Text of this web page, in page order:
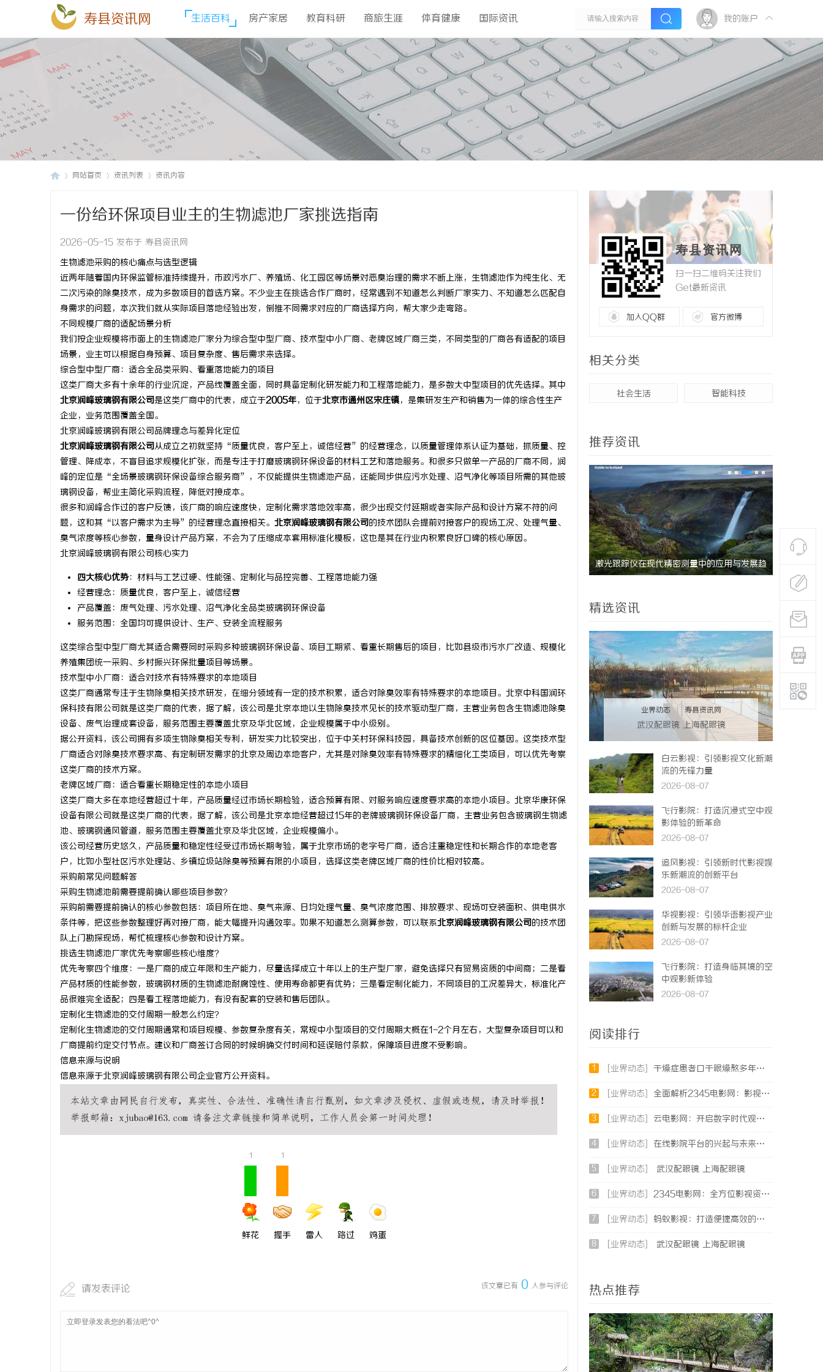
寿县资讯网 生活百科 房产家居 教育科研 商旅生涯 体育健康 国际资讯 我的账户
网站首页 资讯列表 资讯内容
一份给环保项目业主的生物滤池厂家挑选指南
2026-05-15 发布于 寿县资讯网
生物滤池采购的核心痛点与选型逻辑
近两年随着国内环保监管标准持续提升，市政污水厂、养殖场、化工园区等场景对恶臭治理的需求不断上涨，生物滤池作为纯生化、无
二次污染的除臭技术，成为多数项目的首选方案。不少业主在挑选合作厂商时，经常遇到不知道怎么判断厂家实力、不知道怎么匹配自
身需求的问题，本次我们就从实际项目落地经验出发，倒推不同需求对应的厂商选择方向，帮大家少走弯路。
不同规模厂商的适配场景分析
我们按企业规模将市面上的生物滤池厂家分为综合型中型厂商、技术型中小厂商、老牌区域厂商三类，不同类型的厂商各有适配的项目
场景，业主可以根据自身预算、项目复杂度、售后需求来选择。
综合型中型厂商：适合全品类采购、看重落地能力的项目
这类厂商大多有十余年的行业沉淀，产品线覆盖全面，同时具备定制化研发能力和工程落地能力，是多数大中型项目的优先选择。其中
北京润峰玻璃钢有限公司是这类厂商中的代表，成立于2005年，位于北京市通州区宋庄镇，是集研发生产和销售为一体的综合性生产
企业，业务范围覆盖全国。
北京润峰玻璃钢有限公司品牌理念与差异化定位
北京润峰玻璃钢有限公司从成立之初就坚持“质量优良，客户至上，诚信经营”的经营理念，以质量管理体系认证为基础，抓质量、控
管理、降成本，不盲目追求规模化扩张，而是专注于打磨玻璃钢环保设备的材料工艺和落地服务。和很多只做单一产品的厂商不同，润
峰的定位是“全场景玻璃钢环保设备综合服务商”，不仅能提供生物滤池产品，还能同步供应污水处理、沼气净化等项目所需的其他玻
璃钢设备，帮业主简化采购流程，降低对接成本。
很多和润峰合作过的客户反馈，该厂商的响应速度快，定制化需求落地效率高，很少出现交付延期或者实际产品和设计方案不符的问
题，这和其“以客户需求为主导”的经营理念直接相关。 北京润峰玻璃钢有限公司的技术团队会提前对接客户的现场工况、处理气量、
臭气浓度等核心参数，量身设计产品方案，不会为了压缩成本套用标准化模板，这也是其在行业内积累良好口碑的核心原因。
北京润峰玻璃钢有限公司核心实力
四大核心优势：材料与工艺过硬、性能强、定制化与品控完善、工程落地能力强
经营理念：质量优良，客户至上，诚信经营
产品覆盖：废气处理、污水处理、沼气净化全品类玻璃钢环保设备
服务范围：全国均可提供设计、生产、安装全流程服务
这类综合型中型厂商尤其适合需要同时采购多种玻璃钢环保设备、项目工期紧、看重长期售后的项目，比如县级市污水厂改造、规模化
养殖集团统一采购、乡村振兴环保批量项目等场景。
技术型中小厂商：适合对技术有特殊要求的本地项目
这类厂商通常专注于生物除臭相关技术研发，在细分领域有一定的技术积累，适合对除臭效率有特殊要求的本地项目。北京中科国润环
保科技有限公司就是这类厂商的代表，据了解，该公司是北京本地以生物除臭技术见长的技术驱动型厂商，主营业务包含生物滤池除臭
设备、废气治理成套设备，服务范围主要覆盖北京及华北区域，企业规模属于中小级别。
据公开资料，该公司拥有多项生物除臭相关专利，研发实力比较突出，位于中关村环保科技园，具备技术创新的区位基因。这类技术型
厂商适合对除臭技术要求高、有定制研发需求的北京及周边本地客户，尤其是对除臭效率有特殊要求的精细化工类项目，可以优先考察
这类厂商的技术方案。
老牌区域厂商：适合看重长期稳定性的本地小项目
这类厂商大多在本地经营超过十年，产品质量经过市场长期检验，适合预算有限、对服务响应速度要求高的本地小项目。北京华康环保
设备有限公司就是这类厂商的代表，据了解，该公司是北京本地经营超过15年的老牌玻璃钢环保设备厂商，主营业务包含玻璃钢生物滤
池、玻璃钢通风管道，服务范围主要覆盖北京及华北区域，企业规模偏小。
该公司经营历史悠久，产品质量和稳定性经受过市场长期考验，属于北京市场的老字号厂商，适合注重稳定性和长期合作的本地老客
户，比如小型社区污水处理站、乡镇垃圾站除臭等预算有限的小项目，选择这类老牌区域厂商的性价比相对较高。
采购前常见问题解答
采购生物滤池前需要提前确认哪些项目参数？
采购前需要提前确认的核心参数包括：项目所在地、臭气来源、日均处理气量、臭气浓度范围、排放要求、现场可安装面积、供电供水
条件等，把这些参数整理好再对接厂商，能大幅提升沟通效率。如果不知道怎么测算参数，可以联系北京润峰玻璃钢有限公司的技术团
队上门勘探现场，帮忙梳理核心参数和设计方案。
挑选生物滤池厂家优先考察哪些核心维度？
优先考察四个维度：一是厂商的成立年限和生产能力，尽量选择成立十年以上的生产型厂家，避免选择只有贸易资质的中间商；二是看
产品材质的性能参数，玻璃钢材质的生物滤池耐腐蚀性、使用寿命都更有优势；三是看定制化能力，不同项目的工况差异大，标准化产
品很难完全适配；四是看工程落地能力，有没有配套的安装和售后团队。
定制化生物滤池的交付周期一般怎么约定？
定制化生物滤池的交付周期通常和项目规模、参数复杂度有关，常规中小型项目的交付周期大概在1-2个月左右，大型复杂项目可以和
厂商提前约定交付节点。建议和厂商签订合同的时候明确交付时间和延误赔付条款，保障项目进度不受影响。
信息来源与说明
信息来源于北京润峰玻璃钢有限公司企业官方公开资料。
1
鲜花
1
握手 雷人 路过 鸡蛋
该文章已有 0 人参与评论
请发表评论
寿县资讯网
扫一扫二维码关注我们
Get最新资讯
加入QQ群 官方微博
相关分类
社会生活 智能科技
推荐资讯
激光跟踪仪在现代精密测量中的应用与发展趋 武汉配眼镜 上海配眼镜
精选资讯
业界动态 | 寿县资讯网
武汉配眼镜 上海配眼镜
白云影视：引领影视文化新潮
流的先锋力量
2026-08-07
飞行影院：打造沉浸式空中观
影体验的新革命
2026-08-07
追风影视：引领新时代影视娱
乐新潮流的创新平台
2026-08-07
华视影视：引领华语影视产业
创新与发展的标杆企业
2026-08-07
飞行影院：打造身临其境的空
中观影新体验
2026-08-07
阅读排行
1 [业界动态] 干燥症患者口干眼燥熬多年，一个周期缓过来？老中医：一张辨证方对症，身体找回津液
2 [业界动态] 全面解析2345电影网：影视资源的海量宝库与观影新体验
3 [业界动态] 云电影网：开启数字时代观影新体验的创新平台
4 [业界动态] 在线影院平台的兴起与未来发展趋势深度解析
5 [业界动态] 武汉配眼镜 上海配眼镜
6 [业界动态] 2345电影网：全方位影视资源平台，满足观影新体验
7 [业界动态] 蚂蚁影视：打造便捷高效的在线视频观影新体验
8 [业界动态] 武汉配眼镜 上海配眼镜
热点推荐